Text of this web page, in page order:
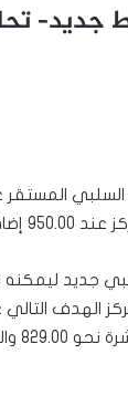
تحليل -
للعزم السلبي.